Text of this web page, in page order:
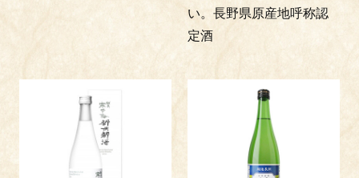
い。長野県原産地呼称認
定酒